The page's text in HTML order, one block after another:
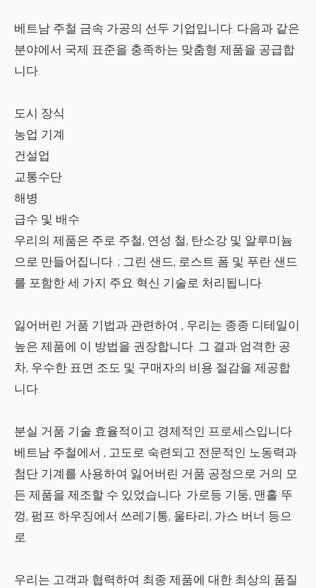
베트남 주철 금속 가공의 선두 기업입니다. 다음과 같은
분야에서 국제 표준을 충족하는 맞춤형 제품을 공급합
니다.
도시 장식
농업 기계
건설업
교통수단
해병
급수 및 배수
우리의 제품은 주로 주철, 연성 철, 탄소강 및 알루미늄
으로 만들어집니다. ; 그린 샌드, 로스트 폼 및 푸란 샌드
를 포함한 세 가지 주요 혁신 기술로 처리됩니다.
잃어버린 거품 기법과 관련하여 , 우리는 종종 디테일이
높은 제품에 이 방법을 권장합니다. 그 결과 엄격한 공
차, 우수한 표면 조도 및 구매자의 비용 절감을 제공합
니다.
분실 거품 기술 효율적이고 경제적인 프로세스입니다.
베트남 주철에서 , 고도로 숙련되고 전문적인 노동력과
첨단 기계를 사용하여 잃어버린 거품 공정으로 거의 모
든 제품을 제조할 수 있었습니다. 가로등 기둥, 맨홀 뚜
껑, 펌프 하우징에서 쓰레기통, 울타리, 가스 버너 등으
로.
우리는 고객과 협력하여 최종 제품에 대한 최상의 품질